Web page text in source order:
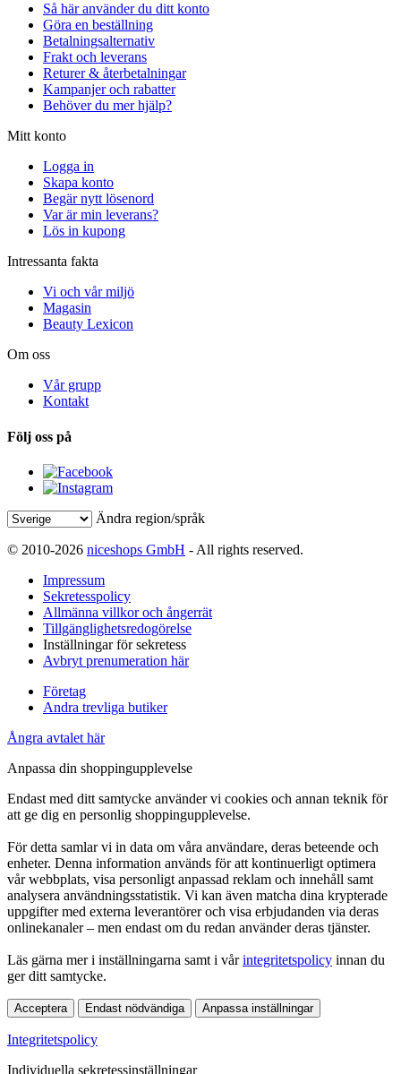
Så här använder du ditt konto
Göra en beställning
Betalningsalternativ
Frakt och leverans
Returer & återbetalningar
Kampanjer och rabatter
Behöver du mer hjälp?
Mitt konto
Logga in
Skapa konto
Begär nytt lösenord
Var är min leverans?
Lös in kupong
Intressanta fakta
Vi och vår miljö
Magasin
Beauty Lexicon
Om oss
Vår grupp
Kontakt
Följ oss på
Ändra region/språk
© 2010-2026 niceshops GmbH - All rights reserved.
Impressum
Sekretesspolicy
Allmänna villkor och ångerrät
Tillgänglighetsredogörelse
Inställningar för sekretess
Avbryt prenumeration här
Företag
Andra trevliga butiker
Ångra avtalet här
Anpassa din shoppingupplevelse
Endast med ditt samtycke använder vi cookies och annan teknik för
att ge dig en personlig shoppingupplevelse.
För detta samlar vi in data om våra användare, deras beteende och
enheter. Denna information används för att kontinuerligt optimera
vår webbplats, visa personligt anpassad reklam och innehåll samt
analysera användningsstatistik. Vi kan även matcha dina krypterade
uppgifter med externa leverantörer och visa erbjudanden via deras
onlinekanaler – men endast om du redan använder deras tjänster.
Läs gärna mer i inställningarna samt i vårintegritetspolicy innan du
ger ditt samtycke.
Acceptera Endast nödvändiga Anpassa inställningar
Integritetspolicy
Individuella sekretessinställningar